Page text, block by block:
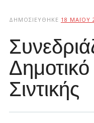
ΔΗΜΟΣΙΕΎΘΗΚΕ 18 ΜΑΪ́ΟΥ
Σιντικής